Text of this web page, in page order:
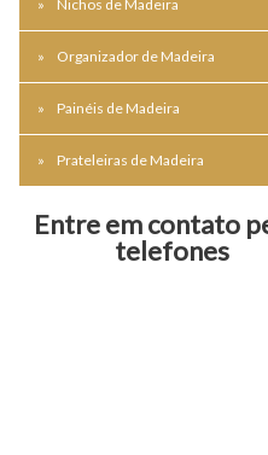
Nichos de Madeira
Organizador de Madeira
Painéis de Madeira
Prateleiras de Madeira
Entre em contato
telefones